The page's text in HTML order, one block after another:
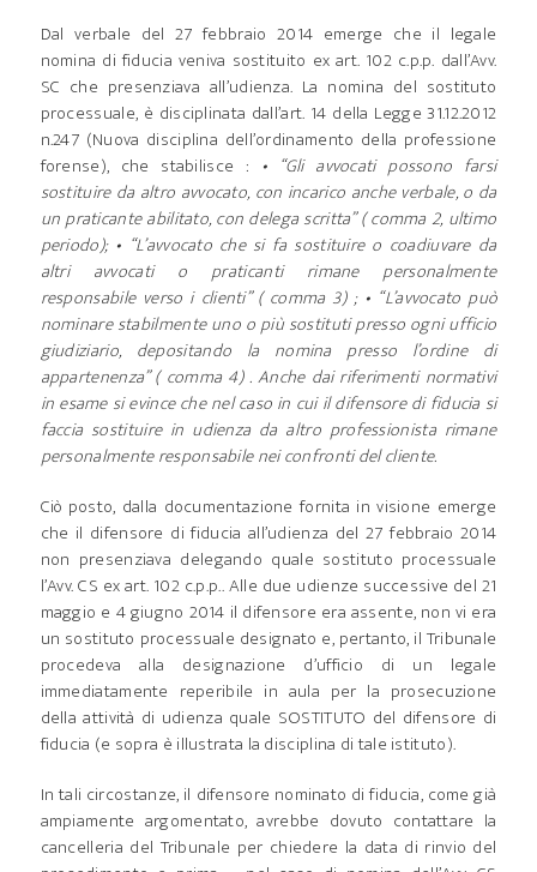
Dal verbale del 27 febbraio 2014 emerge che il legale
nomina di fiducia veniva sostituito ex art. 102 c.p.p. dall’Avv.
SC che presenziava all’udienza. La nomina del sostituto
processuale, è disciplinata dall’art. 14 della Legge 31.12.2012
n.247 (Nuova disciplina dell’ordinamento della professione
forense), che stabilisce : • “Gli avvocati possono farsi
sostituire da altro avvocato, con incarico anche verbale, o da
un praticante abilitato, con delega scritta” ( comma 2, ultimo
periodo); • “L’avvocato che si fa sostituire o coadiuvare da
altri avvocati o praticanti rimane personalmente
responsabile verso i clienti” ( comma 3) ; • “L’avvocato può
nominare stabilmente uno o più sostituti presso ogni ufficio
giudiziario, depositando la nomina presso l’ordine di
appartenenza” ( comma 4) . Anche dai riferimenti normativi
in esame si evince che nel caso in cui il difensore di fiducia si
faccia sostituire in udienza da altro professionista rimane
personalmente responsabile nei confronti del cliente.
Ciò posto, dalla documentazione fornita in visione emerge
che il difensore di fiducia all’udienza del 27 febbraio 2014
non presenziava delegando quale sostituto processuale
l’Avv. CS ex art. 102 c.p.p.. Alle due udienze successive del 21
maggio e 4 giugno 2014 il difensore era assente, non vi era
un sostituto processuale designato e, pertanto, il Tribunale
procedeva alla designazione d’ufficio di un legale
immediatamente reperibile in aula per la prosecuzione
della attività di udienza quale SOSTITUTO del difensore di
fiducia (e sopra è illustrata la disciplina di tale istituto).
In tali circostanze, il difensore nominato di fiducia, come già
ampiamente argomentato, avrebbe dovuto contattare la
cancelleria del Tribunale per chiedere la data di rinvio del